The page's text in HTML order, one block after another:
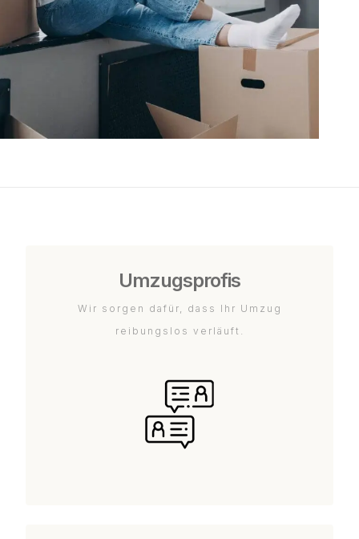
Umzugsprofis
Wir sorgen dafür, dass Ihr Umzug
reibungslos verläuft.